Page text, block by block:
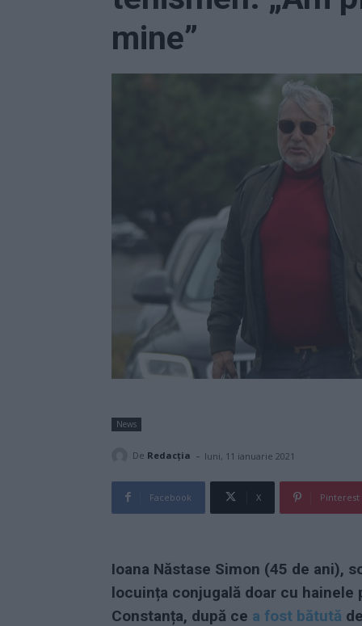
mine”
News
De Redacţia - luni, 11 ianuarie 2021
Facebook X Pinterest
Ioana Năstase Simon (45 de ani),
locuința conjugală doar cu hainele
Constanța, după ce a fost bătută